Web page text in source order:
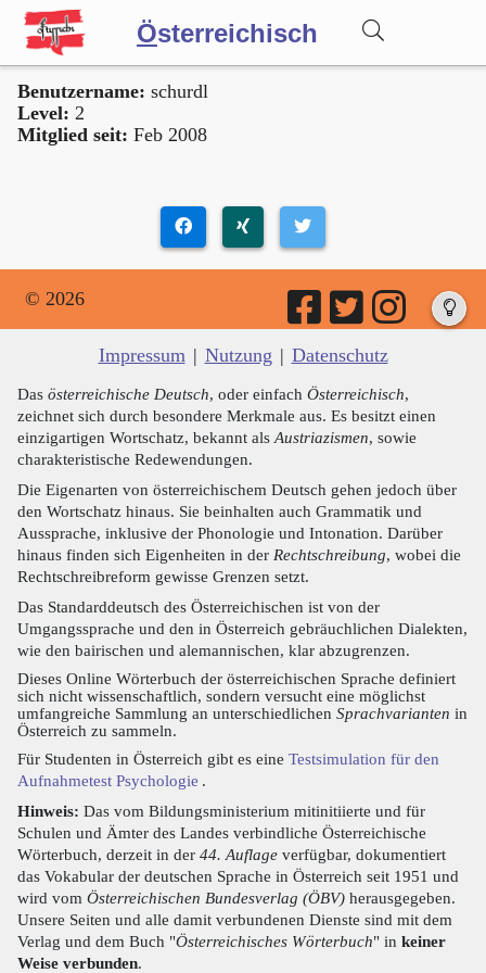
Österreichisch
Wörterbuch
Benutzername: schurdl
Level: 2
Mitglied seit: Feb 2008
© 2026
Impressum | Nutzung | Datenschutz
Das österreichische Deutsch, oder einfach Österreichisch,
zeichnet sich durch besondere Merkmale aus. Es besitzt einen
einzigartigen Wortschatz, bekannt als Austriazismen, sowie
charakteristische Redewendungen.
Die Eigenarten von österreichischem Deutsch gehen jedoch über
den Wortschatz hinaus. Sie beinhalten auch Grammatik und
Aussprache, inklusive der Phonologie und Intonation. Darüber
hinaus finden sich Eigenheiten in der Rechtschreibung, wobei die
Rechtschreibreform gewisse Grenzen setzt.
Das Standarddeutsch des Österreichischen ist von der
Umgangssprache und den in Österreich gebräuchlichen Dialekten,
wie den bairischen und alemannischen, klar abzugrenzen.
Dieses Online Wörterbuch der österreichischen Sprache definiert
sich nicht wissenschaftlich, sondern versucht eine möglichst
umfangreiche Sammlung an unterschiedlichen Sprachvarianten in
Österreich zu sammeln.
Für Studenten in Österreich gibt es eine Testsimulation für den
Aufnahmetest Psychologie .
Hinweis: Das vom Bildungsministerium mitinitiierte und für
Schulen und Ämter des Landes verbindliche Österreichische
Wörterbuch, derzeit in der 44. Auflage verfügbar, dokumentiert
das Vokabular der deutschen Sprache in Österreich seit 1951 und
wird vom Österreichischen Bundesverlag (ÖBV) herausgegeben.
Unsere Seiten und alle damit verbundenen Dienste sind mit dem
Verlag und dem Buch "Österreichisches Wörterbuch" in keiner
Weise verbunden.